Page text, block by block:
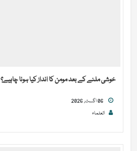
خوشی ملنے کے بعد مومن کا انداز کیا ہونا چاہیے؟
العلماء